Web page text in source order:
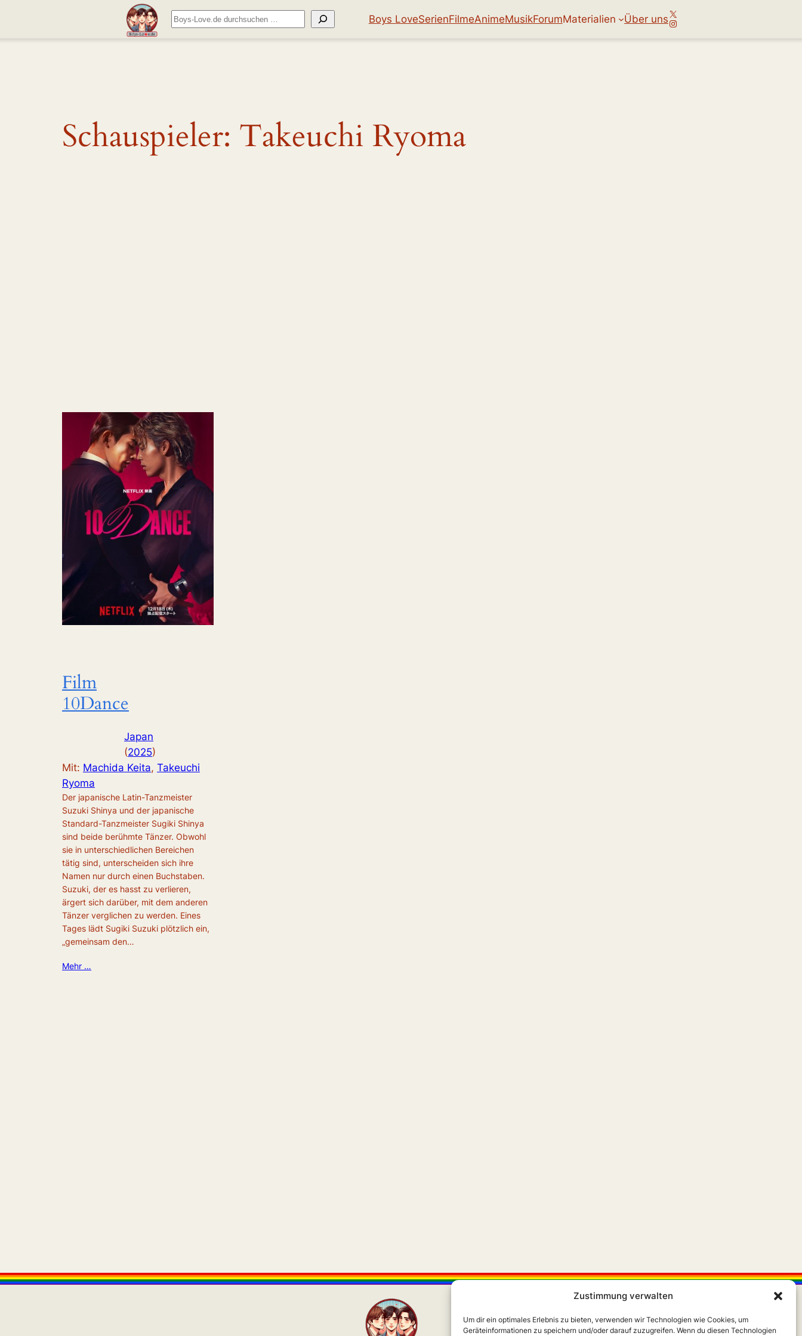
Zustimmung verwalten
Um dir ein optimales Erlebnis zu bieten, verwenden wir Technologien wie Cookies, um
Geräteinformationen zu speichern und/oder darauf zuzugreifen. Wenn du diesen Technologien
Suchen Boys LoveSerienFilmeAnimeMusikForumMaterialien Über unsX
Instagram
Schauspieler: Takeuchi Ryoma
Film
10Dance
Japan
(2025)
Mit: Machida Keita, Takeuchi
Ryoma
Der japanische Latin-Tanzmeister
Suzuki Shinya und der japanische
Standard-Tanzmeister Sugiki Shinya
sind beide berühmte Tänzer. Obwohl
sie in unterschiedlichen Bereichen
tätig sind, unterscheiden sich ihre
Namen nur durch einen Buchstaben.
Suzuki, der es hasst zu verlieren,
ärgert sich darüber, mit dem anderen
Tänzer verglichen zu werden. Eines
Tages lädt Sugiki Suzuki plötzlich ein,
„gemeinsam den…
Mehr …